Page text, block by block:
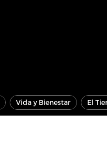
Vida y Bienestar El